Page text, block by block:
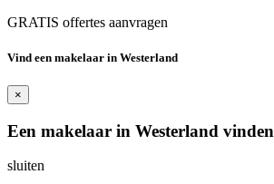
GRATIS offertes aanvragen
Vind een makelaar in Westerland
×
Een makelaar in Westerland vinden
sluiten